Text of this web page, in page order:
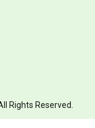
Rights Reserved.